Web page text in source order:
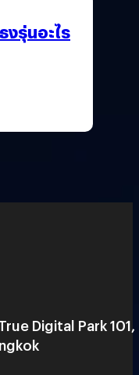
รุ่นอะไร
Digital Park 101,